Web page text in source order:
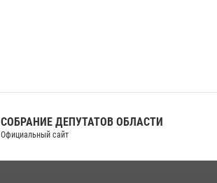
СОБРАНИЕ ДЕПУТАТОВ ОБЛАСТИ
Официальный сайт